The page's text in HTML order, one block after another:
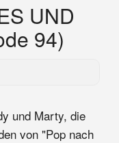
UND
94)
und Marty, die
von "Pop nach